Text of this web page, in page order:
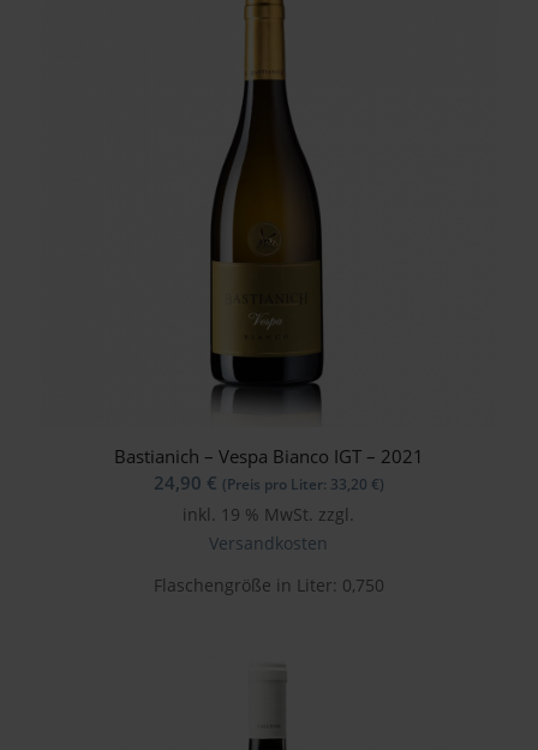
Bastianich – Vespa Bianco IGT – 2021
24,90 € (Preis pro Liter: 33,20 €)
inkl. 19 % MwSt. zzgl.
Versandkosten
Flaschengröße in Liter: 0,750